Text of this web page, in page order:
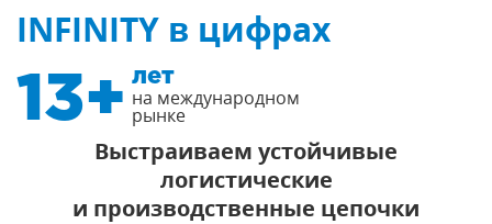
INFINITY в цифрах
13+ лет
на международном
рынке
Выстраиваем устойчивые
логистические
и производственные цепочки